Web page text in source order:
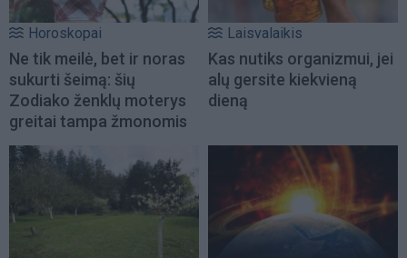
Horoskopai
Ne tik meilė, bet ir noras
sukurti šeimą: šių
Zodiako ženklų moterys
greitai tampa žmonomis
Laisvalaikis
Kas nutiks organizmui, jei
alų gersite kiekvieną
dieną